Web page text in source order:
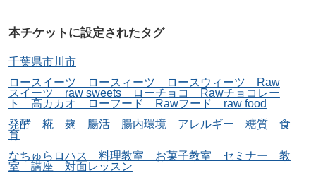
☆腸活がしたい方
☆ベビー連れで参加できるセミナーを探していた
方
方
本チケットに設定されたタグ
千葉県市川市
ロースイーツ ロースィーツ ロースウィーツ Raw
スイーツ raw sweets ローチョコ Rawチョコレー
ト 高カカオ ローフード Rawフード raw food
発酵 糀 麹 腸活 腸内環境 アレルギー 糖質 食
育
なちゅらロハス 料理教室 お菓子教室 セミナー 教
室 講座 対面レッスン